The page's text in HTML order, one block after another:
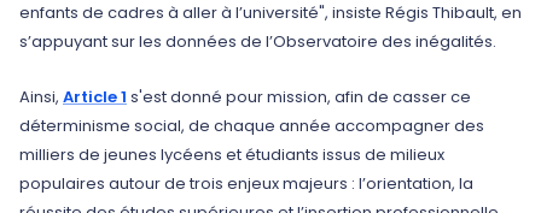
enfants de cadres à aller à l’université", insiste Régis Thibault, en
s’appuyant sur les données de l’Observatoire des inégalités.
Ainsi, Article 1 s'est donné pour mission, afin de casser ce
déterminisme social, de chaque année accompagner des
milliers de jeunes lycéens et étudiants issus de milieux
populaires autour de trois enjeux majeurs : l’orientation, la